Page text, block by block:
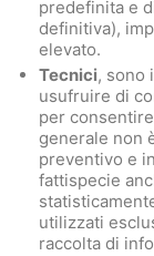
predefinita e
definitiva),
elevato.
Tecnici, sono
usufruire di
per
generale non
preventivo e
fattispecie
utilizzati
raccolta di